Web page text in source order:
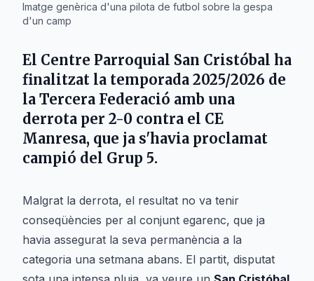
Imatge genèrica d'una pilota de futbol sobre la gespa
d'un camp
El Centre Parroquial San Cristóbal ha
finalitzat la temporada 2025/2026 de
la Tercera Federació amb una
derrota per 2-0 contra el CE
Manresa, que ja s'havia proclamat
campió del Grup 5.
Malgrat la derrota, el resultat no va tenir
conseqüències per al conjunt egarenc, que ja
havia assegurat la seva permanència a la
categoria una setmana abans. El partit, disputat